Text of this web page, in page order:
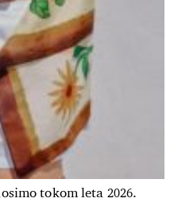
tokom leta 2026.